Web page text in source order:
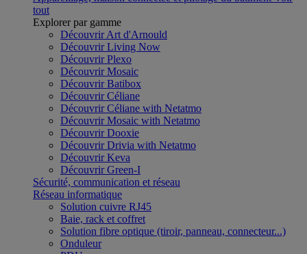
tout
Explorer par gamme
Découvrir Art d'Arnould
Découvrir Living Now
Découvrir Plexo
Découvrir Mosaic
Découvrir Batibox
Découvrir Céliane
Découvrir Céliane with Netatmo
Découvrir Mosaic with Netatmo
Découvrir Dooxie
Découvrir Drivia with Netatmo
Découvrir Keva
Découvrir Green-I
Sécurité, communication et réseau
Réseau informatique
Solution cuivre RJ45
Baie, rack et coffret
Solution fibre optique (tiroir, panneau, connecteur...)
Onduleur